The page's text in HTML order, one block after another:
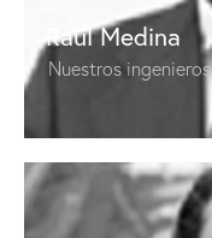
Raúl Medina
Nuestros ingenieros